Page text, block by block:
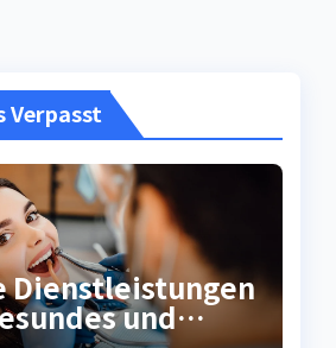
Verpasst
Dienstleistungen
und